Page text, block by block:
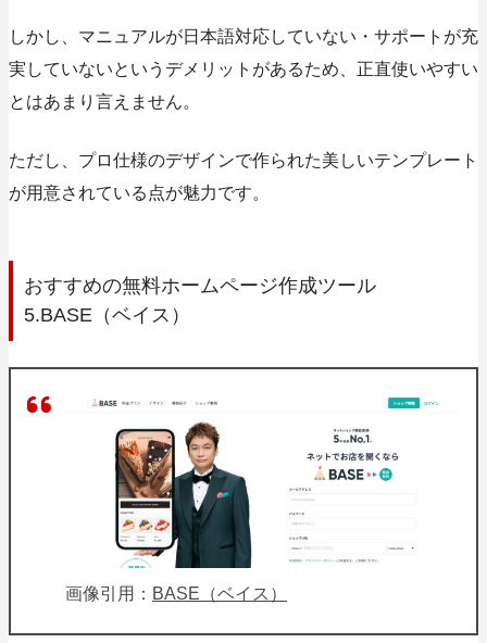
しかし、 マニュアルが日本語対応していない・サポートが充
実していないというデメリットがあるため、正直使いやすい
とはあまり言えません。
ただし、プロ仕様のデザインで作られた美しいテンプレート
が用意されている点が魅力です。
おすすめの無料ホームページ作成ツール
5.BASE（ベイス）
画像引用： BASE（ベイス）